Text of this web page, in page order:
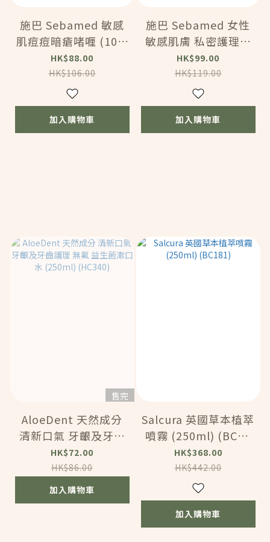
施巴 Sebamed 敏感
肌痘痘暗瘡啫喱 (10m
l) (BC182)
HK$88.00
HK$106.00
加入購物車
施巴 Sebamed 女性
敏感肌膚 私密護理清
潔液 ph 3.8 (200ml)
(BC183)
HK$99.00
HK$119.00
加入購物車
售完
AloeDent 天然成分
清新口氣 牙齦及牙齒
護理 無氟 益生菌漱口
水 (250ml) (HC340)
HK$72.00
HK$86.00
加入購物車
Salcura 英國草本植萃
噴霧 (250ml) (BC18
1)
HK$368.00
HK$442.00
加入購物車